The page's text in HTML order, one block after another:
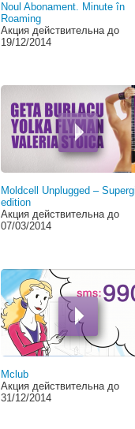
Noul Abonament. Minute în
Roaming
Акция действительна до
19/12/2014
Moldcell Unplugged –
edition
Акция действительна до
07/03/2014
Mclub
Акция действительна до
31/12/2014